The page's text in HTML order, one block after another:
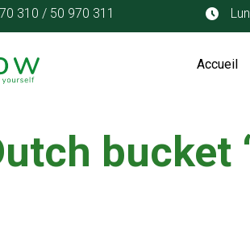
310 / 50 970 311
Accueil
bucket